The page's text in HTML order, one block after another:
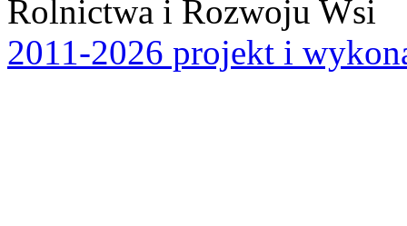
Rolnictwa i Rozwoju Wsi
2011-2026 projekt i